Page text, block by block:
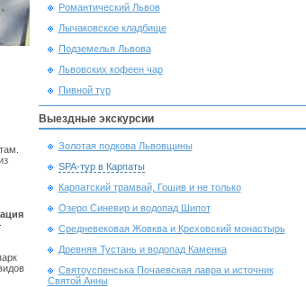
Романтический Львов
Лычаковское кладбище
Подземелья Львова
Львовских кофеен чар
Пивной тур
Выездные экскурсии
Золотая подкова Львовщины
SPA-тур в Карпаты
Карпатский трамвай, Гошив и не только
Озеро Синевир и водопад Шипот
Средневековая Жовква и Креховский монастырь
Древняя Тустань и водопад Каменка
Cвятоуспенська Почаевская лавра и источник
Святой Анны